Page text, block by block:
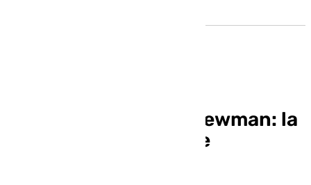
Centenario de Paul Newman: la
mirada que era el cine